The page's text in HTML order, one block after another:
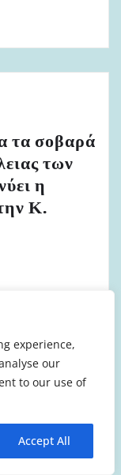
experience,
our
to our use of
Accept All
τα σοβαρά
των
η
Κ.